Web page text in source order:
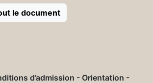
Télécharger tout le document
d’admission - Orientation -